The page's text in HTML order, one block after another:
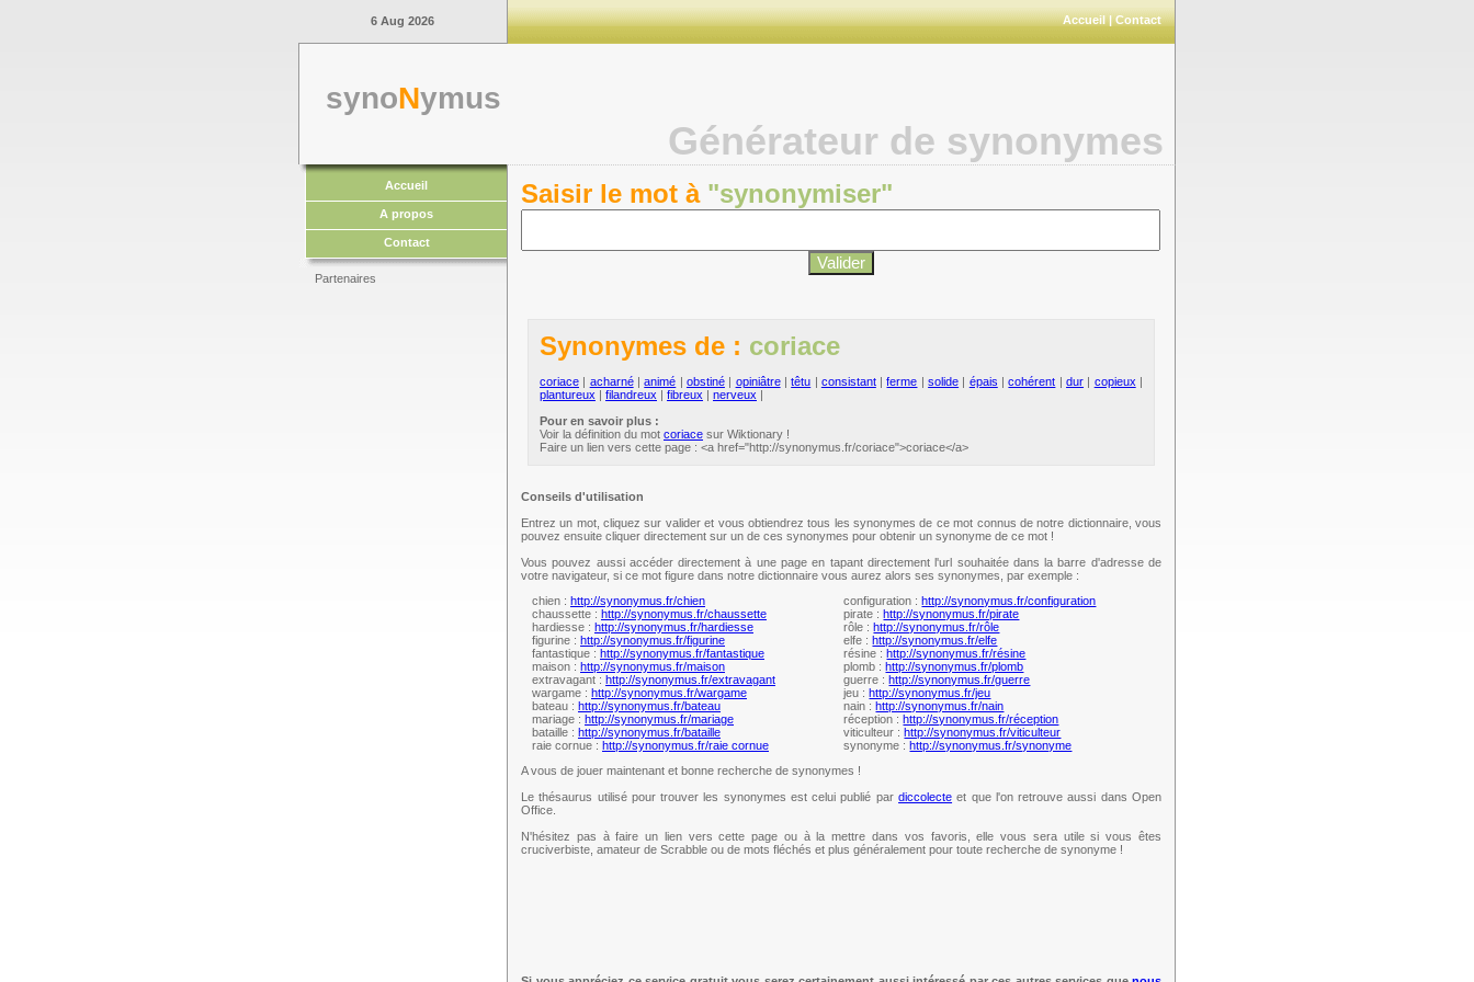
6 Aug 2026 Accueil|Contact
synoNymus
Générateur de synonymes
Accueil
A propos
Contact
Partenaires
Saisir le mot à "synonymiser"
Synonymes de : coriace
coriace | acharné|animé | obstiné| opiniâtre|têtu | consistant|ferme |solide | épais |cohérent |dur | copieux |
plantureux | filandreux | fibreux | nerveux |
Pour en savoir plus :
Voir la définition du mot coriace sur Wiktionary !
Faire un lien vers cette page : <a href="http://synonymus.fr/coriace">coriace</a>
Conseils d'utilisation
Entrez un mot, cliquez sur valider et vous obtiendrez tous les synonymes de ce mot connus de notre dictionnaire, vous
pouvez ensuite cliquer directement sur un de ces synonymes pour obtenir un synonyme de ce mot !
Vous pouvez aussi accéder directement à une page en tapant directement l'url souhaitée dans la barre d'adresse de
votre navigateur, si ce mot figure dans notre dictionnaire vous aurez alors ses synonymes, par exemple :
chien : http://synonymus.fr/chien
chaussette : http://synonymus.fr/chaussette
hardiesse : http://synonymus.fr/hardiesse
figurine : http://synonymus.fr/figurine
fantastique : http://synonymus.fr/fantastique
maison : http://synonymus.fr/maison
extravagant : http://synonymus.fr/extravagant
wargame : http://synonymus.fr/wargame
bateau : http://synonymus.fr/bateau
mariage : http://synonymus.fr/mariage
bataille : http://synonymus.fr/bataille
raie cornue : http://synonymus.fr/raie cornue
configuration :http://synonymus.fr/configuration
pirate :http://synonymus.fr/pirate
rôle :http://synonymus.fr/rôle
elfe :http://synonymus.fr/elfe
résine :http://synonymus.fr/résine
plomb :http://synonymus.fr/plomb
guerre :http://synonymus.fr/guerre
jeu :http://synonymus.fr/jeu
nain :http://synonymus.fr/nain
réception :http://synonymus.fr/réception
viticulteur :http://synonymus.fr/viticulteur
synonyme :http://synonymus.fr/synonyme
A vous de jouer maintenant et bonne recherche de synonymes !
Le thésaurus utilisé pour trouver les synonymes est celui publié pardiccolecte et que l'on retrouve aussi dans Open
Office.
N'hésitez pas à faire un lien vers cette page ou à la mettre dans vos favoris, elle vous sera utile si vous êtes
cruciverbiste, amateur de Scrabble ou de mots fléchés et plus généralement pour toute recherche de synonyme !